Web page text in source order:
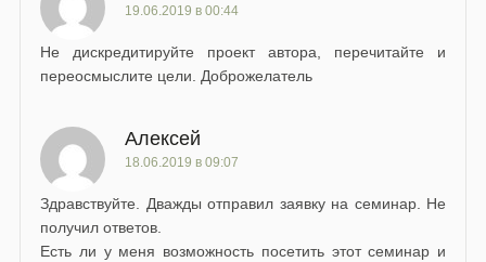
19.06.2019 в 00:44
Не дискредитируйте проект автора, перечитайте и
переосмыслите цели. Доброжелатель
Алексей
18.06.2019 в 09:07
Здравствуйте. Дважды отправил заявку на семинар. Не
получил ответов.
Есть ли у меня возможность посетить этот семинар и